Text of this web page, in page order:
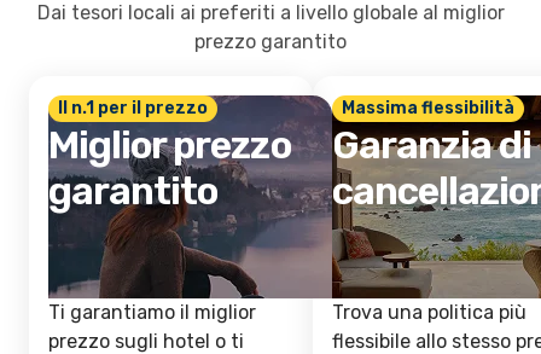
Dai tesori locali ai preferiti a livello globale al miglior
prezzo garantito
Il n.1 per il prezzo
Miglior prezzo
garantito
Ti garantiamo il miglior
prezzo sugli hotel o ti
Massima flessibilità
Garanzia di
Trova una politica più
flessibile allo stesso